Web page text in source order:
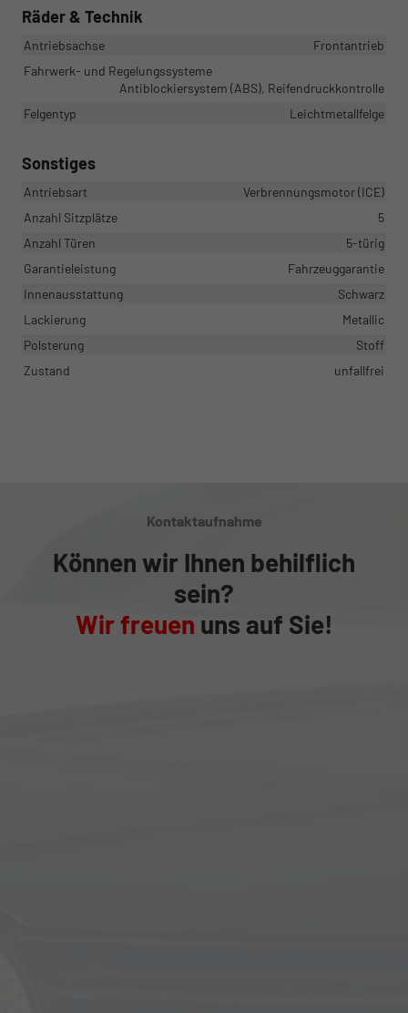
Räder & Technik
Antriebsachse
Frontantrieb
Fahrwerk- und Regelungssysteme
Antiblockiersystem (ABS), Reifendruckkontrolle
Felgentyp
Leichtmetallfelge
Sonstiges
Antriebsart
Verbrennungsmotor (ICE)
Anzahl Sitzplätze
5
Anzahl Türen
5-türig
Garantieleistung
Fahrzeuggarantie
Innenausstattung
Schwarz
Lackierung
Metallic
Polsterung
Stoff
Zustand
unfallfrei
Kontaktaufnahme
Können wir Ihnen behilflich
sein?
Wir freuen uns auf Sie!